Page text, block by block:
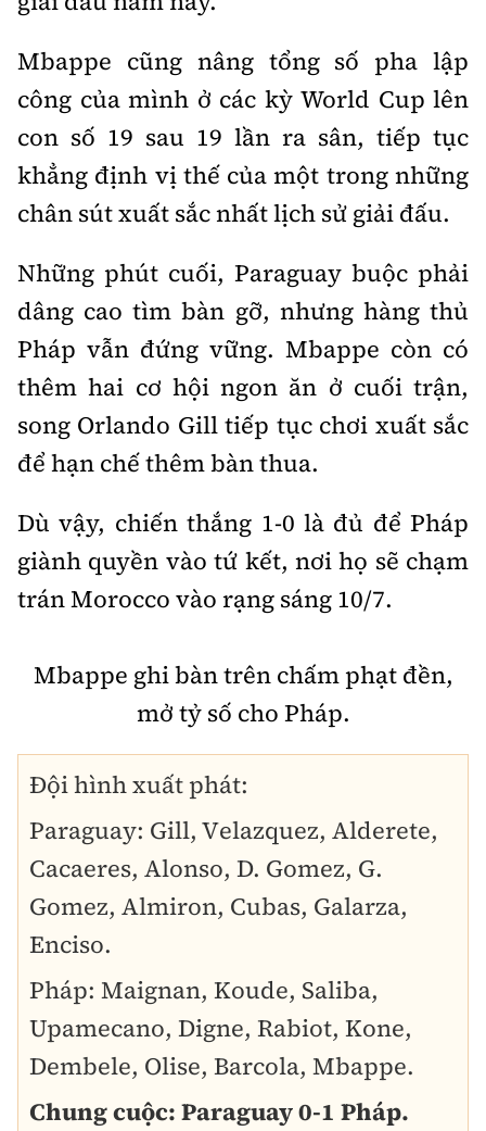
Mbappe cũng nâng tổng số pha lập
công của mình ở các kỳ World Cup lên
con số 19 sau 19 lần ra sân, tiếp tục
khẳng định vị thế của một trong những
chân sút xuất sắc nhất lịch sử giải đấu.
Những phút cuối, Paraguay buộc phải
dâng cao tìm bàn gỡ, nhưng hàng thủ
Pháp vẫn đứng vững. Mbappe còn có
thêm hai cơ hội ngon ăn ở cuối trận,
song Orlando Gill tiếp tục chơi xuất sắc
để hạn chế thêm bàn thua.
Dù vậy, chiến thắng 1-0 là đủ để Pháp
giành quyền vào tứ kết, nơi họ sẽ chạm
trán Morocco vào rạng sáng 10/7.
Mbappe ghi bàn trên chấm phạt đền,
mở tỷ số cho Pháp.
Đội hình xuất phát:
Paraguay: Gill, Velazquez, Alderete,
Cacaeres, Alonso, D. Gomez, G.
Gomez, Almiron, Cubas, Galarza,
Enciso.
Pháp: Maignan, Koude, Saliba,
Upamecano, Digne, Rabiot, Kone,
Dembele, Olise, Barcola, Mbappe.
Chung cuộc: Paraguay 0-1 Pháp.